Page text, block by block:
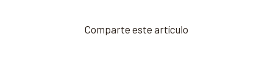
Comparte este artículo